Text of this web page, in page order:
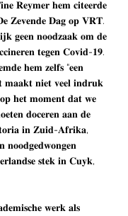
𝐑𝐞𝐲𝐦𝐞𝐫 𝐡𝐞𝐦 𝐜𝐢𝐭𝐞𝐞𝐫𝐝𝐞
𝐃𝐞 𝐙𝐞𝐯𝐞𝐧𝐝𝐞 𝐃𝐚𝐠 𝐨𝐩 𝐕𝐑𝐓.
𝐠𝐞𝐞𝐧 𝐧𝐨𝐨𝐝𝐳𝐚𝐚𝐤 𝐨𝐦 𝐝𝐞
𝐭𝐞𝐠𝐞𝐧 𝐂𝐨𝐯𝐢𝐝-𝟏𝟗.
𝐡𝐞𝐦 𝐳𝐞𝐥𝐟𝐬 “𝐞𝐞𝐧
𝐦𝐚𝐚𝐤𝐭 𝐧𝐢𝐞𝐭 𝐯𝐞𝐞𝐥 𝐢𝐧𝐝𝐫𝐮𝐤
𝐨𝐩 𝐡𝐞𝐭 𝐦𝐨𝐦𝐞𝐧𝐭 𝐝𝐚𝐭 𝐰𝐞
𝐝𝐨𝐜𝐞𝐫𝐞𝐧 𝐚𝐚𝐧 𝐝𝐞
𝐢𝐧 𝐙𝐮𝐢𝐝-𝐀𝐟𝐫𝐢𝐤𝐚,
𝐧𝐨𝐨𝐝𝐠𝐞𝐝𝐰𝐨𝐧𝐠𝐞𝐧
𝐬𝐭𝐞𝐤 𝐢𝐧 𝐂𝐮𝐲𝐤,
𝐰𝐞𝐫𝐤 𝐚𝐥𝐬